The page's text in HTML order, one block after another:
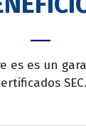
es es un
SEC.